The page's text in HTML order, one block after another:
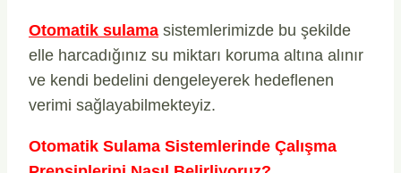
Otomatik sulama sistemlerimizde bu şekilde
elle harcadığınız su miktarı koruma altına alınır
ve kendi bedelini dengeleyerek hedeflenen
verimi sağlayabilmekteyiz.
Otomatik Sulama Sistemlerinde Çalışma